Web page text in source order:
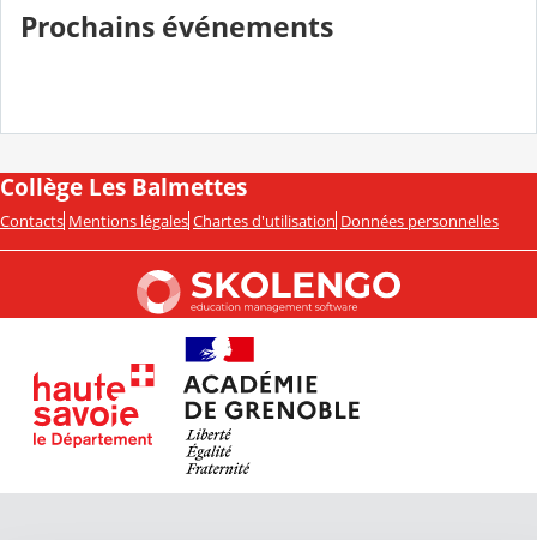
Prochains événements
Collège Les Balmettes
Contacts Mentions légales Chartes d'utilisation Données personnelles